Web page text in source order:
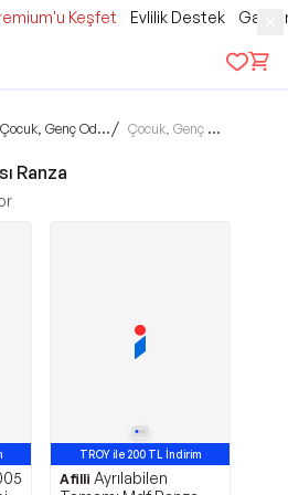
Keşfet Evlilik Destek
Çocuk, Genç Odası Mobilyaları / Çocuk, Genç Odası Ranza
Ranza
TROY ile 200 TL İndirim
Afilli Ayrılabilen